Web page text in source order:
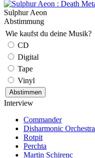
Sulphur Aeon
Abstimmung
Wie kaufst du deine Musik?
CD
Digital
Tape
Vinyl
Interview
Commander
Disharmonic Orchestra
Rotpit
Perchta
Martin Schirenc